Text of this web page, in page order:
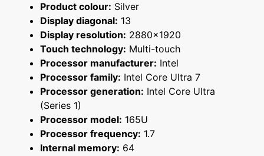
Product colour: Silver
Display diagonal: 13
Display resolution: 2880x1920
Touch technology: Multi-touch
Processor manufacturer: Intel
Processor family: Intel Core Ultra 7
Processor generation: Intel Core Ultra
(Series 1)
Processor model: 165U
Processor frequency: 1.7
Internal memory: 64